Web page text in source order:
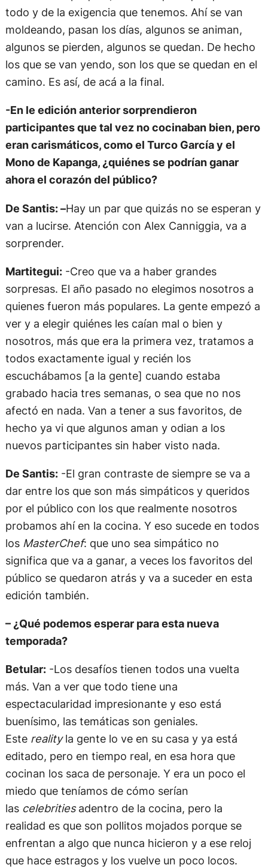
todo y de la exigencia que tenemos. Ahí se van
moldeando, pasan los días, algunos se animan,
algunos se pierden, algunos se quedan. De hecho
los que se van yendo, son los que se quedan en el
camino. Es así, de acá a la final.
-En le edición anterior sorprendieron
participantes que tal vez no cocinaban bien, pero
eran carismáticos, como el Turco García y el
Mono de Kapanga, ¿quiénes se podrían ganar
ahora el corazón del público?
De Santis: –Hay un par que quizás no se esperan y
van a lucirse. Atención con Alex Canniggia, va a
sorprender.
Martitegui:-Creo que va a haber grandes
sorpresas. El año pasado no elegimos nosotros a
quienes fueron más populares. La gente empezó a
ver y a elegir quiénes les caían mal o bien y
nosotros, más que era la primera vez, tratamos a
todos exactamente igual y recién los
escuchábamos [a la gente] cuando estaba
grabado hacia tres semanas, o sea que no nos
afectó en nada. Van a tener a sus favoritos, de
hecho ya vi que algunos aman y odian a los
nuevos participantes sin haber visto nada.
De Santis:-El gran contraste de siempre se va a
dar entre los que son más simpáticos y queridos
por el público con los que realmente nosotros
probamos ahí en la cocina. Y eso sucede en todos
los MasterChef: que uno sea simpático no
significa que va a ganar, a veces los favoritos del
público se quedaron atrás y va a suceder en esta
edición también.
– ¿Qué podemos esperar para esta nueva
temporada?
Betular:-Los desafíos tienen todos una vuelta
más. Van a ver que todo tiene una
espectacularidad impresionante y eso está
buenísimo, las temáticas son geniales.
Este realityla gente lo ve en su casa y ya está
editado, pero en tiempo real, en esa hora que
cocinan los saca de personaje. Y era un poco el
miedo que teníamos de cómo serían
las celebritiesadentro de la cocina, pero la
realidad es que son pollitos mojados porque se
enfrentan a algo que nunca hicieron y a ese reloj
que hace estragos y los vuelve un poco locos.